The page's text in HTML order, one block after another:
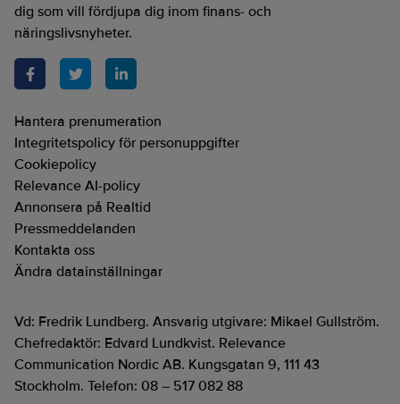
dig som vill fördjupa dig inom finans- och
näringslivsnyheter.
Hantera prenumeration
Integritetspolicy för personuppgifter
Cookiepolicy
Relevance AI-policy
Annonsera på Realtid
Pressmeddelanden
Kontakta oss
Ändra datainställningar
Vd: Fredrik Lundberg. Ansvarig utgivare: Mikael Gullström.
Chefredaktör: Edvard Lundkvist. Relevance
Communication Nordic AB. Kungsgatan 9, 111 43
Stockholm. Telefon: 08 – 517 082 88